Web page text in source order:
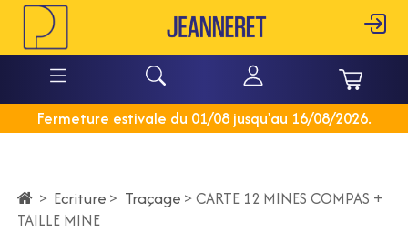
Fermeture estivale du 01/08 jusqu'au 16/08/2026.
> Ecriture > Traçage >CARTE 12 MINES COMPAS +
TAILLE MINE